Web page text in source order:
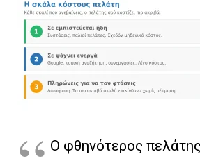
Ο φθηνότερος πελάτης